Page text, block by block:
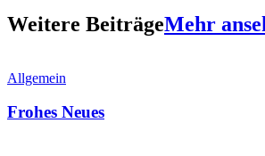
Weitere BeiträgeMehr
Allgemein
Frohes Neues